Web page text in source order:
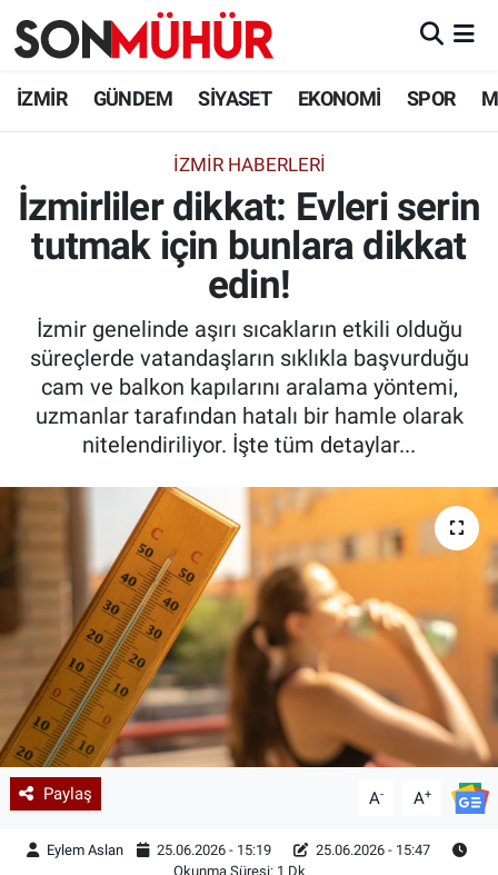
İZMİR GÜNDEM SİYASET EKONOMİ SPOR
İZMIR HABERLERI
İzmirliler dikkat: Evleri serin
tutmak için bunlara dikkat
edin!
İzmir genelinde aşırı sıcakların etkili olduğu
süreçlerde vatandaşların sıklıkla başvurduğu
cam ve balkon kapılarını aralama yöntemi,
uzmanlar tarafından hatalı bir hamle olarak
nitelendiriliyor. İşte tüm detaylar...
Paylaş A- A+
Eylem Aslan 25.06.2026 - 15:19
25.06.2026 - 15:47
Okunma Süresi: 1 Dk
İzmir Nöbetçi Eczaneler
İzmir Namaz Vakitleri
İzmir Trafik Yoğunluk Haritası
Tüm Manşetler
Son Dakika Haberleri
Haber Arşivi